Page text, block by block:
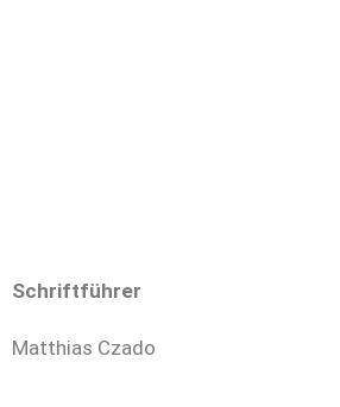
Schriftführer
Matthias Czado